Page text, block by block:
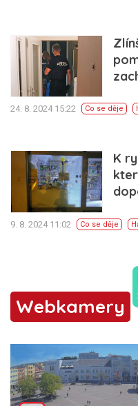
24. 8. 2024 15:22 Co se děje
K
9. 8. 2024 11:02 Co se děje
Webkamery